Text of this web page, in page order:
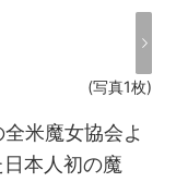
(写真1枚)
米魔女協会よ
本人初の魔